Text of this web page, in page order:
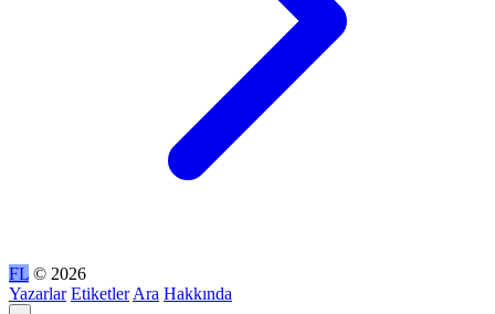
FL © 2026
Yazarlar Etiketler Ara Hakkında